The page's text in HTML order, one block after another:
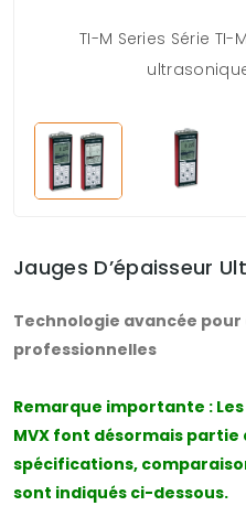
TI-M Series Série
Jauges D’épaisseur
Technologie avancée pour
professionnelles
Remarque importante :
MVX font désormais partie
spécifications,
sont indiqués ci-dessous.